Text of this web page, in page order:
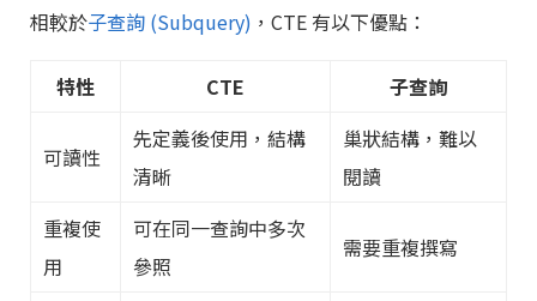
相較於子查詢 (Subquery) ，CTE 有以下優點：
特性 CTE 子查詢
可讀性
先定義後使用，結構
清晰
巢狀結構，難以
閱讀
重複使
用
可在同一查詢中多次
參照
需要重複撰寫